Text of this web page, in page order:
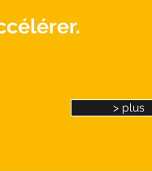
> plus